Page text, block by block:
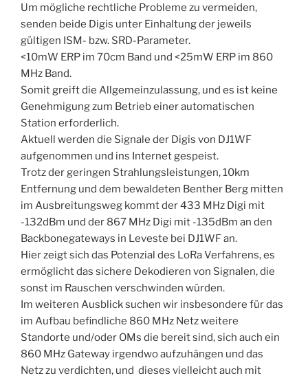
Um mögliche rechtliche Probleme zu vermeiden,
senden beide Digis unter Einhaltung der jeweils
gültigen ISM- bzw. SRD-Parameter.
<10mW ERP im 70cm Band und <25mW ERP im 860
MHz Band.
Somit greift die Allgemeinzulassung, und es ist keine
Genehmigung zum Betrieb einer automatischen
Station erforderlich.
Aktuell werden die Signale der Digis von DJ1WF
aufgenommen und ins Internet gespeist.
Trotz der geringen Strahlungsleistungen, 10km
Entfernung und dem bewaldeten Benther Berg mitten
im Ausbreitungsweg kommt der 433 MHz Digi mit
-132dBm und der 867 MHz Digi mit -135dBm an den
Backbonegateways in Leveste bei DJ1WF an.
Hier zeigt sich das Potenzial des LoRa Verfahrens, es
ermöglicht das sichere Dekodieren von Signalen, die
sonst im Rauschen verschwinden würden.
Im weiteren Ausblick suchen wir insbesondere für das
im Aufbau befindliche 860 MHz Netz weitere
Standorte und/oder OMs die bereit sind, sich auch ein
860 MHz Gateway irgendwo aufzuhängen und das
Netz zu verdichten, und dieses vielleicht auch mit